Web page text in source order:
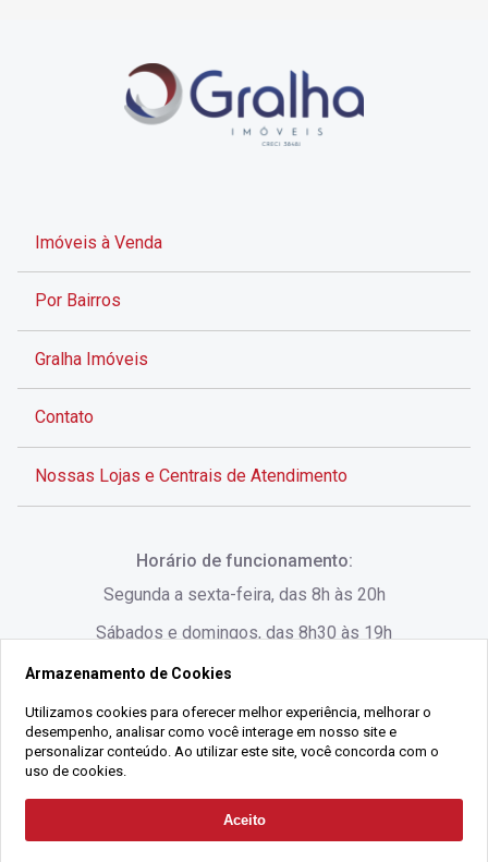
Solicitar Contato
Imóveis à Venda
Por Bairros
Gralha Imóveis
Contato
Nossas Lojas e Centrais de Atendimento
Rua Lauro Linhares, 1080 - Trindade, Florianópolis -
SC
(48) 3220-1045
Alameda César Nascimento, 549, Salas 1, 2 e 3 -
Horário de funcionamento:
Segunda a sexta-feira, das 8h às 20h
Sábados e domingos, das 8h30 às 19h
2021 Copyright - Gralha Imóveis CRECI 008060/O - Todos os direitos
Armazenamento de Cookies
Utilizamos cookies para oferecer melhor experiência, melhorar o
desempenho, analisar como você interage em nosso site e
personalizar conteúdo. Ao utilizar este site, você concorda com o
uso de cookies.
Aceito